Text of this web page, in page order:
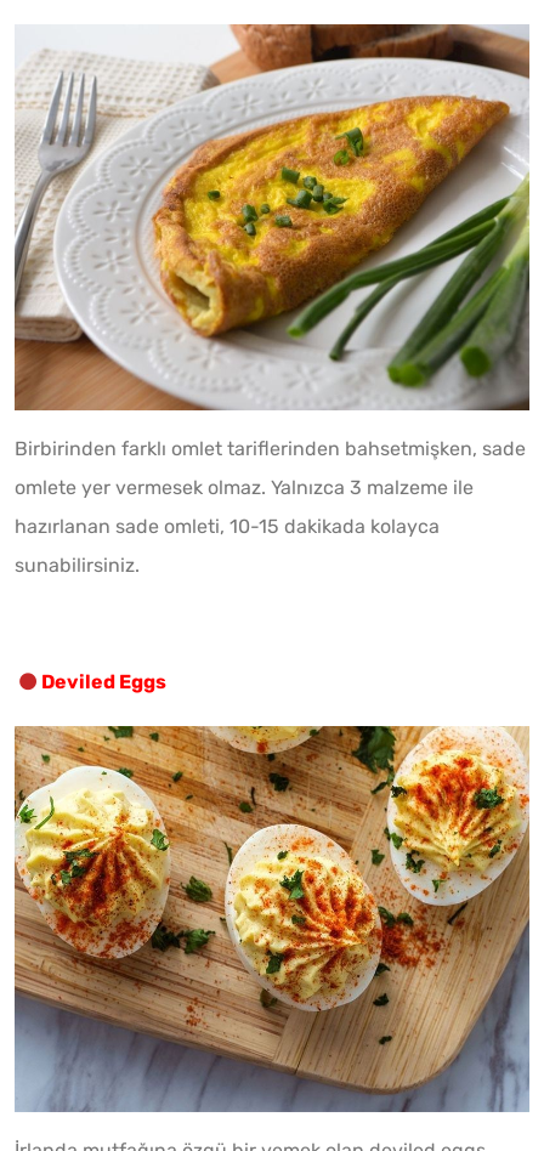
Birbirinden farklı omlet tariflerinden bahsetmişken, sade
omlete yer vermesek olmaz. Yalnızca 3 malzeme ile
hazırlanan sade omleti, 10-15 dakikada kolayca
sunabilirsiniz.
Deviled Eggs